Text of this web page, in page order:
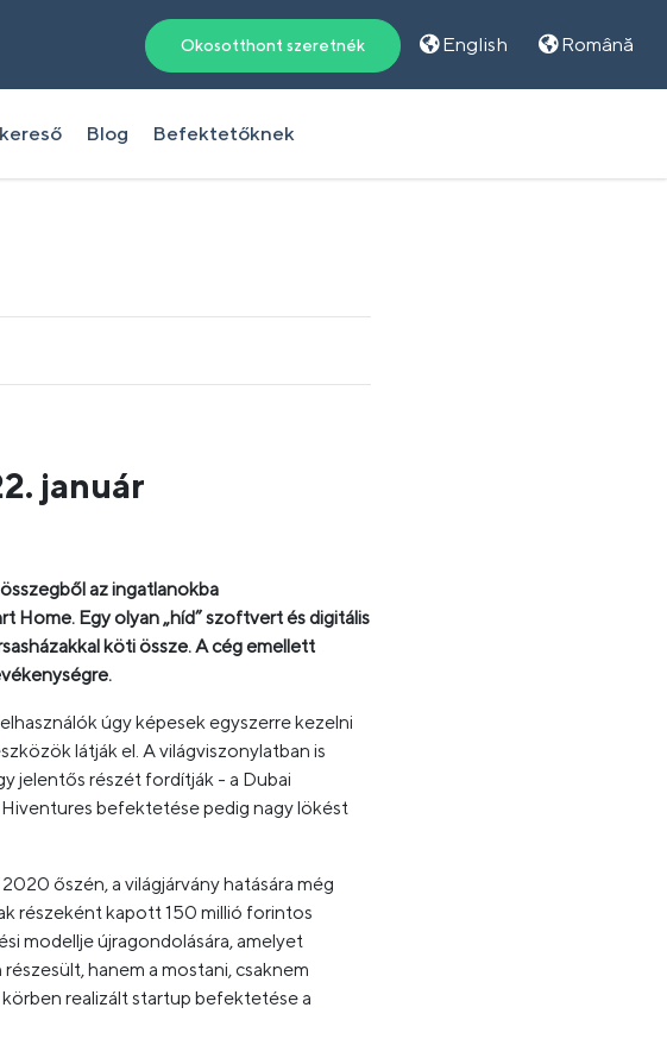
Okosotthont szeretnék English Română
Blog Befektetőknek
január
az ingatlanokba
Egy olyan „híd” szoftvert és digitális
köti össze. A cég emellett
úgy képesek egyszerre kezelni
látják el. A világviszonylatban is
jelentős részét fordítják - a Dubai
befektetése pedig nagy lökést
őszén, a világjárvány hatására még
részeként kapott 150 millió forintos
modellje újragondolására, amelyet
hanem a mostani, csaknem
realizált startup befektetése a